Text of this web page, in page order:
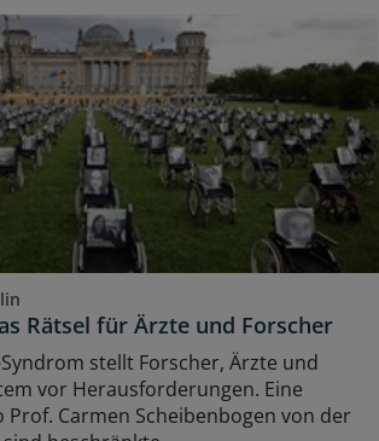
Rätsel für Ärzte und Forscher
Syndrom stellt Forscher, Ärzte und
vor Herausforderungen. Eine
Prof. Carmen Scheibenbogen von der